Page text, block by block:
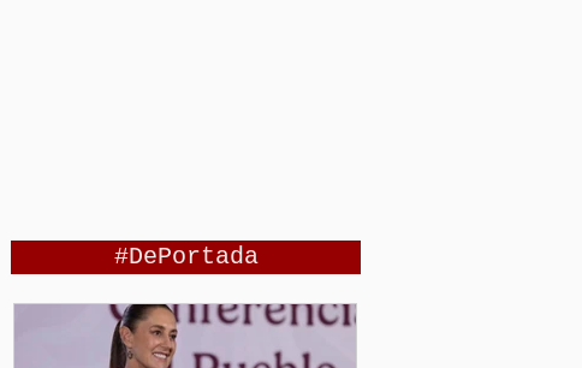
#DePortada